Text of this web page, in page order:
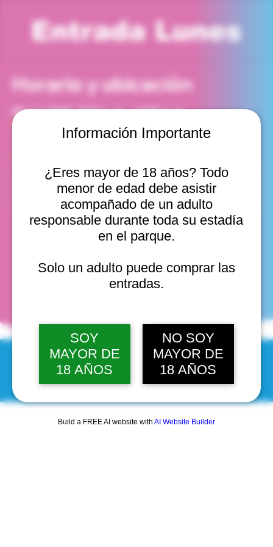
Información Importante
¿Eres mayor de 18 años? Todo
menor de edad debe asistir
acompañado de un adulto
responsable durante toda su estadía
en el parque.
Solo un adulto puede comprar las
entradas.
SOY
MAYOR DE
18 AÑOS
NO SOY
MAYOR DE
18 AÑOS
Build a FREE AI website with AI Website Builder
Entrada Lunes
Horario y ubicación
06 oct 2025, 7:00 p. m. – 8:00 p. m.
Viña del Mar, Cam. Internacional 2440, Viña del Mar,
Valparaíso, Chile
lun, 10 ago, 10:00 a. m.
lun, 10 ago, 11:00 a. m.
lun, 10 ago, 12:00 p. m.
Ver 20
fechas
© 2025 by Scantastic.